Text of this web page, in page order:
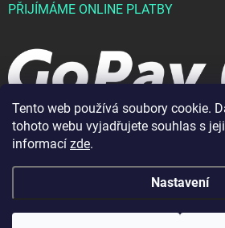
Tento web používá soubory cookie.
tohoto webu vyjadřujete souhlas s
informací zde.
Nastavení
PŘIJÍMÁME ONLINE PLATBY
Vytvořil
JablkoShop. Všechna